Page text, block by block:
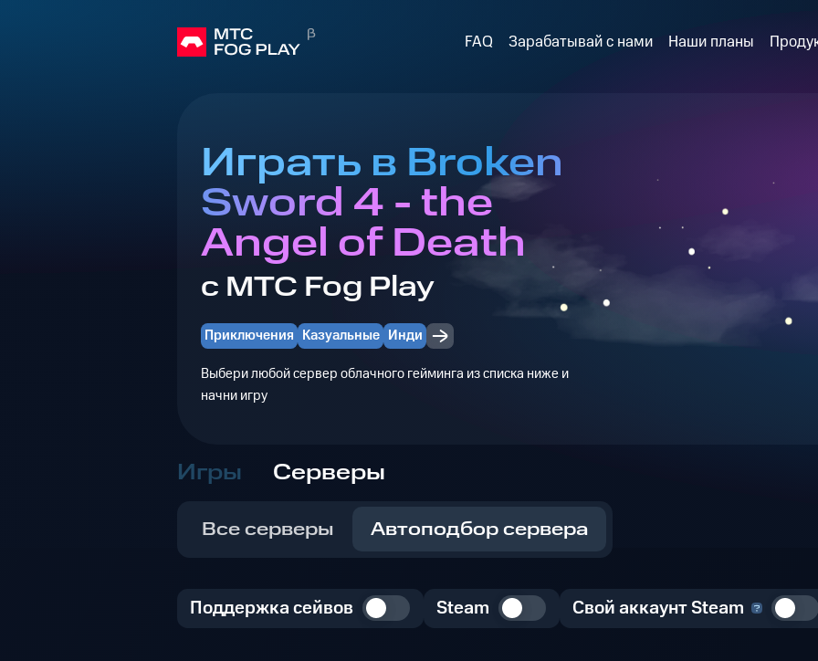
FAQ Зарабатывай с нами Наши планы
Играть в Broken
Sword 4 - the
Angel of Death
с МТС Fog Play
Приключения Казуальные Инди
Выбери любой сервер облачного гейминга из списка ниже и
начни игру
Игры Серверы
Все серверы Автоподбор сервера
Поддержка сейвов Steam Свой аккаунт Steam